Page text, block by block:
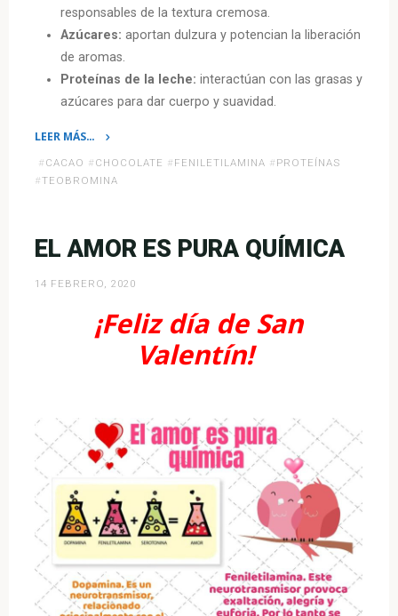
responsables de la textura cremosa.
Azúcares: aportan dulzura y potencian la liberación
de aromas.
Proteínas de la leche: interactúan con las grasas y
azúcares para dar cuerpo y suavidad.
LEER MÁS…
«La
química
caliente:
y
# CACAO # CHOCOLATE # FENILETILAMINA # PROTEÍNAS
#TEOBROMINA
EL AMOR ES PURA QUÍMICA
14 FEBRERO, 2020
¡Feliz día de San
Valentín!